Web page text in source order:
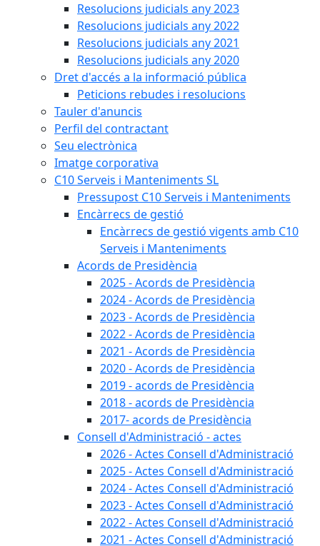
Resolucions judicials any 2023
Resolucions judicials any 2022
Resolucions judicials any 2021
Resolucions judicials any 2020
Dret d'accés a la informació pública
Peticions rebudes i resolucions
Tauler d'anuncis
Perfil del contractant
Seu electrònica
Imatge corporativa
C10 Serveis i Manteniments SL
Pressupost C10 Serveis i Manteniments
Encàrrecs de gestió
Encàrrecs de gestió vigents amb C10
Serveis i Manteniments
Acords de Presidència
2025 - Acords de Presidència
2024 - Acords de Presidència
2023 - Acords de Presidència
2022 - Acords de Presidència
2021 - Acords de Presidència
2020 - Acords de Presidència
2019 - acords de Presidència
2018 - acords de Presidència
2017- acords de Presidència
Consell d'Administració - actes
2026 - Actes Consell d'Administració
2025 - Actes Consell d'Administració
2024 - Actes Consell d'Administració
2023 - Actes Consell d'Administració
2022 - Actes Consell d'Administració
2021 - Actes Consell d'Administració